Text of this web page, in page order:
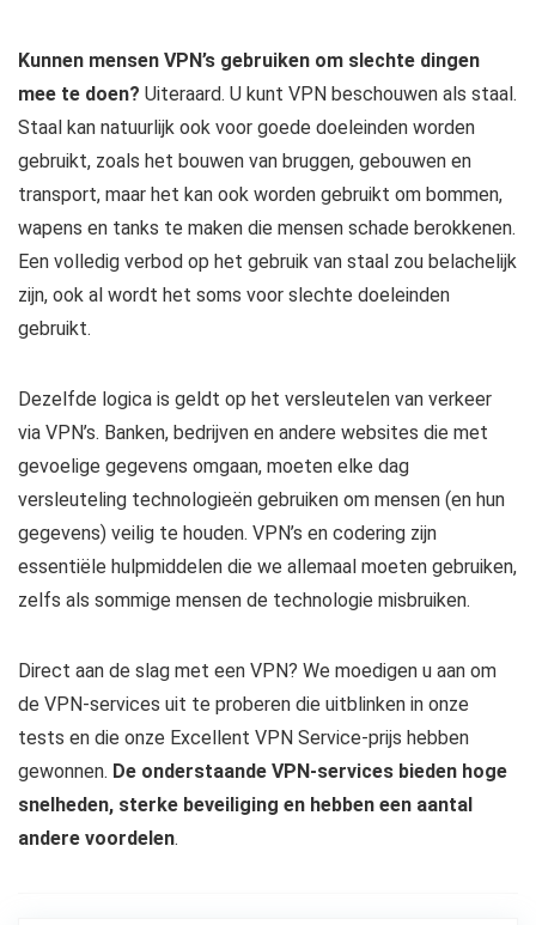
Kunnen mensen VPN’s gebruiken om slechte dingen
mee te doen? Uiteraard. U kunt VPN beschouwen als staal.
Staal kan natuurlijk ook voor goede doeleinden worden
gebruikt, zoals het bouwen van bruggen, gebouwen en
transport, maar het kan ook worden gebruikt om bommen,
wapens en tanks te maken die mensen schade berokkenen.
Een volledig verbod op het gebruik van staal zou belachelijk
zijn, ook al wordt het soms voor slechte doeleinden
gebruikt.
Dezelfde logica is geldt op het versleutelen van verkeer
via VPN’s. Banken, bedrijven en andere websites die met
gevoelige gegevens omgaan, moeten elke dag
versleuteling technologieën gebruiken om mensen (en hun
gegevens) veilig te houden. VPN’s en codering zijn
essentiële hulpmiddelen die we allemaal moeten gebruiken,
zelfs als sommige mensen de technologie misbruiken.
Direct aan de slag met een VPN? We moedigen u aan om
de VPN-services uit te proberen die uitblinken in onze
tests en die onze Excellent VPN Service-prijs hebben
gewonnen. De onderstaande VPN-services bieden hoge
snelheden, sterke beveiliging en hebben een aantal
andere voordelen.